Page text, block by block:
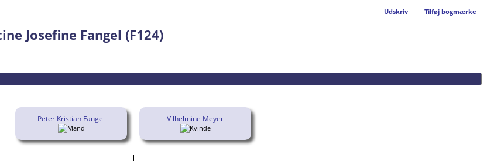
Udskriv Tilføj bogmærke
Josefine Fangel (F124)
Peter Kristian Fangel Vilhelmine Meyer